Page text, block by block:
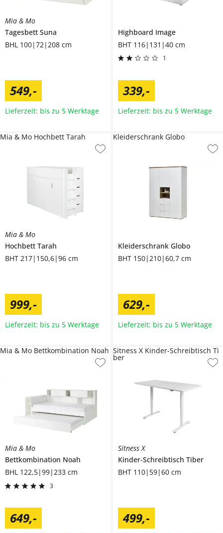
Mia & Mo
Tagesbett Suna
BHL 100|72|208 cm
549,-
Lieferzeit: bis zu 5 Werktage
Highboard Image
BHT 116|131|40 cm
1
339,-
Lieferzeit: bis zu 5 Werktage
Mia & Mo
Hochbett Tarah
BHT 217|150,6|96 cm
999,-
Mia & Mo Hochbett Tarah
Lieferzeit: bis zu 5 Werktage
Kleiderschrank Globo
BHT 150|210|60,7 cm
629,-
Kleiderschrank Globo
Lieferzeit: bis zu 5 Werktage
Mia & Mo
Bettkombination Noah
BHL 122,5|99|233 cm
3
649,-
Mia & Mo Bettkombination Noah
Sitness X
Kinder-Schreibtisch Tiber
BHT 110|59|60 cm
499,-
Sitness X Kinder-Schreibtisch Ti
ber